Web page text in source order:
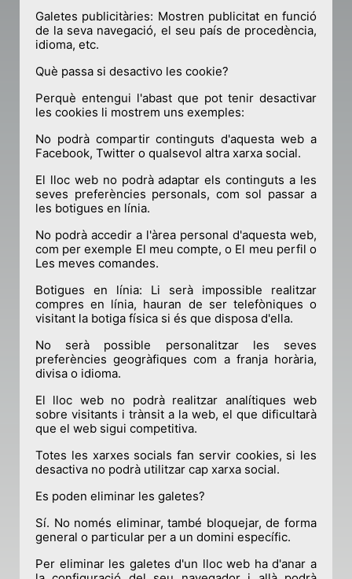
Galetes publicitàries: Mostren publicitat en funció
de la seva navegació, el seu país de procedència,
idioma, etc.
Què passa si desactivo les cookie?
Perquè entengui l'abast que pot tenir desactivar
les cookies li mostrem uns exemples:
No podrà compartir continguts d'aquesta web a
Facebook, Twitter o qualsevol altra xarxa social.
El lloc web no podrà adaptar els continguts a les
seves preferències personals, com sol passar a
les botigues en línia.
No podrà accedir a l'àrea personal d'aquesta web,
com per exemple El meu compte, o El meu perfil o
Les meves comandes.
Botigues en línia: Li serà impossible realitzar
compres en línia, hauran de ser telefòniques o
visitant la botiga física si és que disposa d'ella.
No serà possible personalitzar les seves
preferències geogràfiques com a franja horària,
divisa o idioma.
El lloc web no podrà realitzar analítiques web
sobre visitants i trànsit a la web, el que dificultarà
que el web sigui competitiva.
Totes les xarxes socials fan servir cookies, si les
desactiva no podrà utilitzar cap xarxa social.
Es poden eliminar les galetes?
Sí. No només eliminar, també bloquejar, de forma
general o particular per a un domini específic.
Per eliminar les galetes d'un lloc web ha d'anar a